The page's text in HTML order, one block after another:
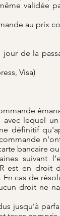
validée
au prix
de la
Visa)
lequel
définitif
bancaire
suivant
est en
cas de
droit ne
jusqu’à